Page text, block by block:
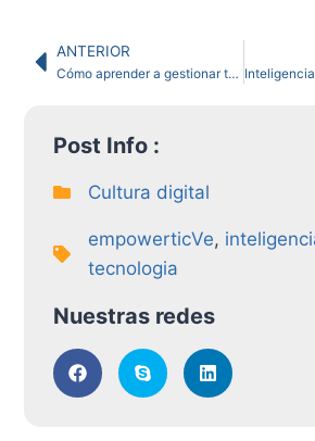
ANTERIOR
Cómo aprender a gestionar tus emociones puede mejorar tu calidad de vida
Post Info :
Cultura digital
empowerticVe,
tecnologia
Nuestras redes